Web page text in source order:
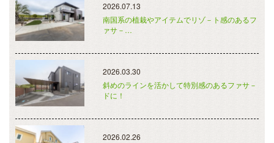
2026.07.13
南国系の植栽やアイテムでリゾ－ト感のあるフ
ァサ－…
2026.03.30
斜めのラインを活かして特別感のあるファサ－
ドに！
2026.02.26